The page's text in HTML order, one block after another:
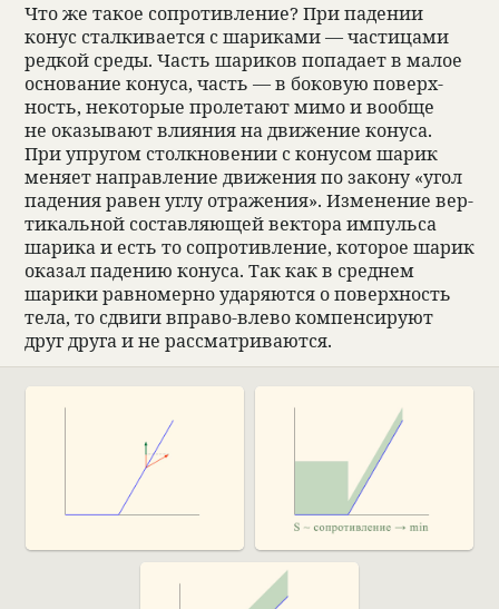
Что же такое сопро­тив­ле­ние? При паде­нии
конус стал­ки­ва­ется с шари­ками — части­цами
ред­кой среды. Часть шари­ков попа­дает в малое
осно­ва­ние конуса, часть — в боко­вую поверх­
ность, неко­то­рые про­ле­тают мимо и вообще
не ока­зы­вают вли­я­ния на движе­ние конуса.
При упругом столк­но­ве­нии с кону­сом шарик
меняет направ­ле­ние движе­ния по закону «угол
паде­ния равен углу отраже­ния». Изме­не­ние вер­
ти­каль­ной состав­ляющей век­тора импульса
шарика и есть то сопро­тив­ле­ние, кото­рое шарик
ока­зал паде­нию конуса. Так как в сред­нем
шарики рав­но­мерно уда­ряются о поверх­ность
тела, то сдвиги вправо-влево компен­си­руют
друг друга и не рас­смат­ри­ваются.